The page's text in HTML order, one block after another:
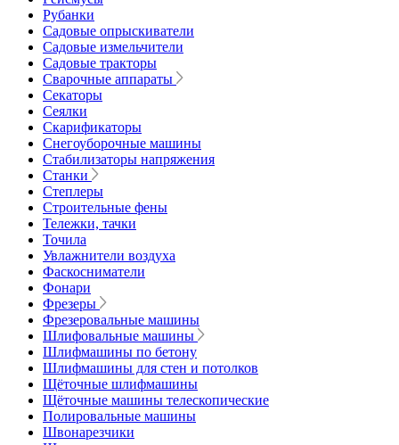
Рубанки
Садовые опрыскиватели
Садовые измельчители
Садовые тракторы
Сварочные аппараты
Секаторы
Сеялки
Скарификаторы
Снегоуборочные машины
Стабилизаторы напряжения
Станки
Степлеры
Строительные фены
Тележки, тачки
Точила
Увлажнители воздуха
Фаскосниматели
Фонари
Фрезеры
Фрезеровальные машины
Шлифовальные машины
Шлифмашины по бетону
Шлифмашины для стен и потолков
Щёточные шлифмашины
Щёточные машины телескопические
Полировальные машины
Швонарезчики